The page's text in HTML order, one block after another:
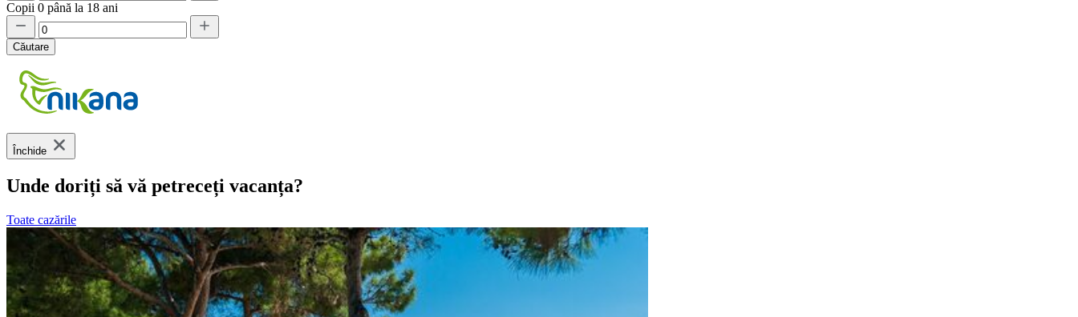
Copii 0 până la 18 ani
Căutare
Închide
Unde doriți să vă petreceți vacanța?
Toate cazările